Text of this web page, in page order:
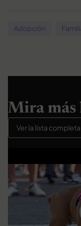
Adopción
Mira más
Ver la lista completa